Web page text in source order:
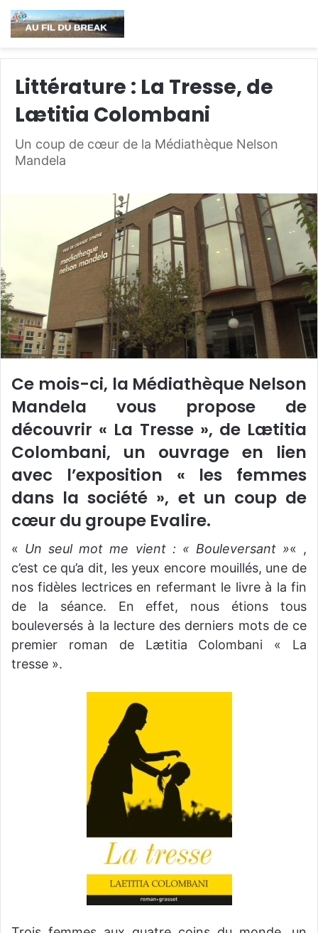
Littérature : La Tresse, de
Lætitia Colombani
Un coup de cœur de la Médiathèque Nelson
Mandela
Ce mois-ci, la Médiathèque Nelson
Mandela vous propose de
découvrir « La Tresse », de Lætitia
Colombani, un ouvrage en lien
avec l’exposition « les femmes
dans la société », et un coup de
cœur du groupe Evalire.
« Un seul mot me vient : « Bouleversant »« ,
c’est ce qu’a dit, les yeux encore mouillés, une de
nos fidèles lectrices en refermant le livre à la fin
de la séance. En effet, nous étions tous
bouleversés à la lecture des derniers mots de ce
premier roman de Lætitia Colombani « La
tresse ».